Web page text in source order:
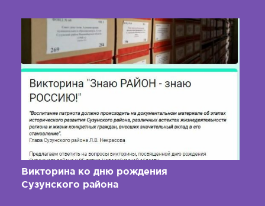
Викторина ко дню рождения
Сузунского района